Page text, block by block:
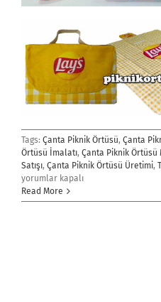
Tags: Çanta Piknik Örtüsü, Çanta
Örtüsü İmalatı, Çanta Piknik
Satışı, Çanta Piknik Örtüsü Üretimi,
yorumlar kapalı
Read More